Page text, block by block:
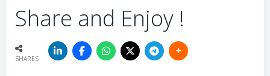
Share and Enjoy !
SHARES